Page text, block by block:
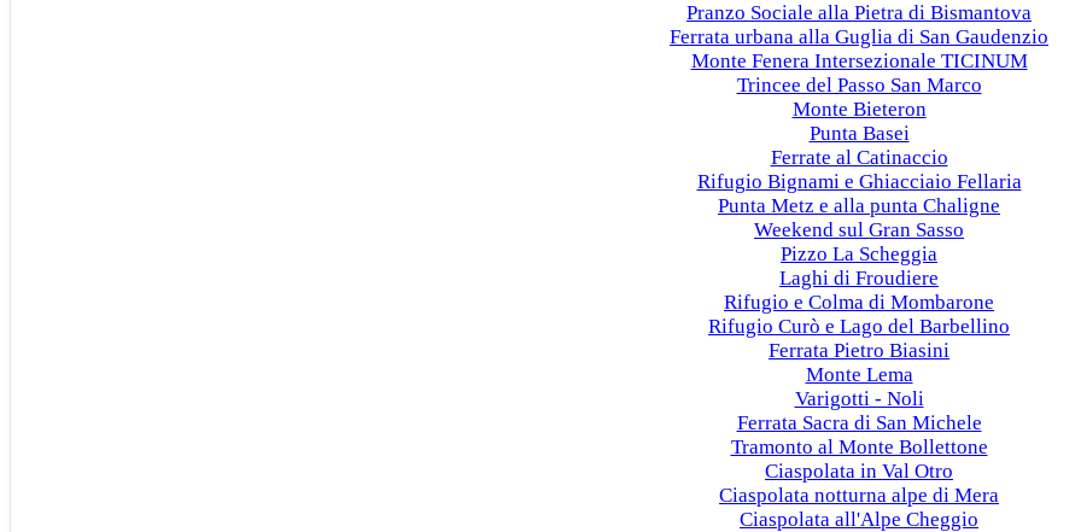
Pranzo Sociale alla Pietra di Bismantova
Ferrata urbana alla Guglia di San Gaudenzio
Monte Fenera Intersezionale TICINUM
Trincee del Passo San Marco
Monte Bieteron
Punta Basei
Ferrate al Catinaccio
Rifugio Bignami e Ghiacciaio Fellaria
Punta Metz e alla punta Chaligne
Weekend sul Gran Sasso
Pizzo La Scheggia
Laghi di Froudiere
Rifugio e Colma di Mombarone
Rifugio Curò e Lago del Barbellino
Ferrata Pietro Biasini
Monte Lema
Varigotti - Noli
Ferrata Sacra di San Michele
Tramonto al Monte Bollettone
Ciaspolata in Val Otro
Ciaspolata notturna alpe di Mera
Ciaspolata all'Alpe Cheggio